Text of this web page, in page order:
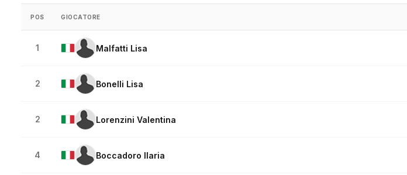
POS GIOCATORE
1 Malfatti Lisa
2 Bonelli Lisa
2 Lorenzini Valentina
4 Boccadoro Ilaria